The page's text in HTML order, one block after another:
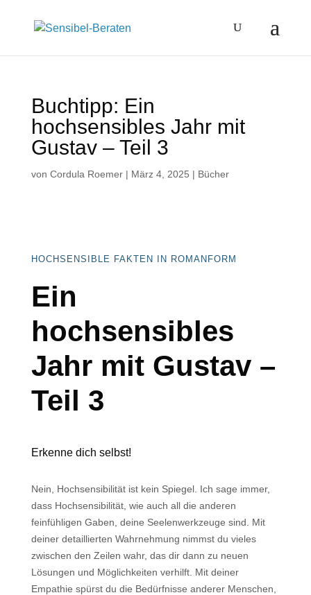
Buchtipp: Ein
hochsensibles Jahr mit
Gustav – Teil 3
von Cordula Roemer| März 4, 2025 | Bücher
HOCHSENSIBLE FAKTEN IN ROMANFORM
Ein
hochsensibles
Jahr mit Gustav –
Teil 3
Erkenne dich selbst!
Nein, Hochsensibilität ist kein Spiegel. Ich sage immer,
dass Hochsensibilität, wie auch all die anderen
feinfühligen Gaben, deine Seelenwerkzeuge sind. Mit
deiner detaillierten Wahrnehmung nimmst du vieles
zwischen den Zeilen wahr, das dir dann zu neuen
Lösungen und Möglichkeiten verhilft. Mit deiner
Empathie spürst du die Bedürfnisse anderer Menschen,